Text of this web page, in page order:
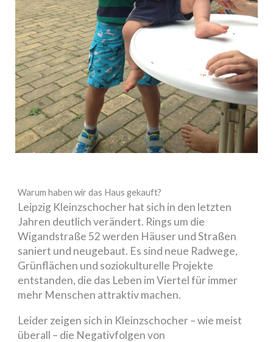
Warum haben wir das Haus gekauft?
Leipzig Kleinzschocher hat sich in den letzten
Jahren deutlich verändert. Rings um die
Wigandstraße 52 werden Häuser und Straßen
saniert und neugebaut. Es sind neue Radwege,
Grünflächen und soziokulturelle Projekte
entstanden, die das Leben im Viertel für immer
mehr Menschen attraktiv machen.
Leider zeigen sich in Kleinzschocher – wie meist
überall – die Negativfolgen von